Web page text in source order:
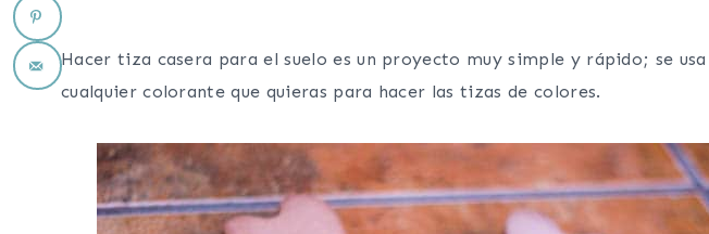
Hacer tiza casera para el suelo es un proyecto muy simple y rápido; se
cualquier colorante que quieras para hacer las tizas de colores.